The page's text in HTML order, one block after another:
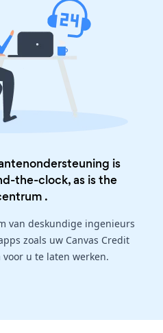
is
the-clock, as is the
.
van deskundige ingenieurs
zoals uw Canvas Credit
voor u te laten werken.